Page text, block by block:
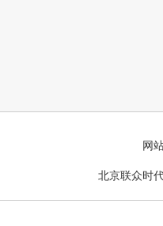
网
北京联众